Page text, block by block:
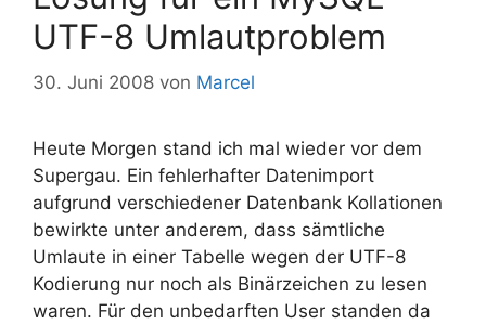
UTF-8 Umlautproblem
30. Juni 2008 von Marcel
Heute Morgen stand ich mal wieder vor dem
Supergau. Ein fehlerhafter Datenimport
aufgrund verschiedener Datenbank Kollationen
bewirkte unter anderem, dass sämtliche
Umlaute in einer Tabelle wegen der UTF-8
Kodierung nur noch als Binärzeichen zu lesen
waren. Für den unbedarften User standen da